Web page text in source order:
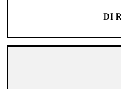
DI